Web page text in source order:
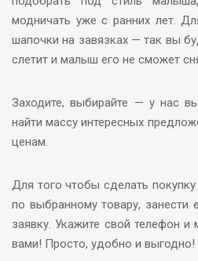
модничать уже с ранних лет.
шапочки на завязках — так вы
слетит и малыш его не сможет
Заходите, выбирайте — у нас
найти массу интересных
ценам.
Для того чтобы сделать
по выбранному товару, занести
заявку. Укажите свой телефон
вами! Просто, удобно и выгодно!